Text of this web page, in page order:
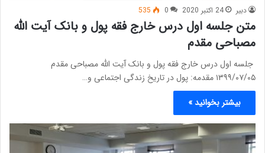
دبیر 24 اکتبر 2020 0
535
متن جلسه اول درس خارج فقه پول و بانک آیت الله
مصباحی مقدم
جلسه اول درس خارج فقه پول و بانک آیت الله مصباحی مقدم
۱۳۹۹/۰۷/۰۵ مقدمه: پول در تاریخ زندگی اجتماعی و…
بیشتر بخوانید »